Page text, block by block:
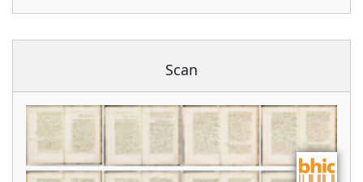
Scan